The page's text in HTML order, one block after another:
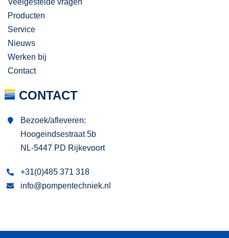
Producten
Service
Nieuws
Werken bij
Contact
CONTACT
Bezoek/afleveren:
Hoogeindsestraat 5b
NL-5447 PD Rijkevoort
+31(0)485 371 318
info@pompentechniek.nl